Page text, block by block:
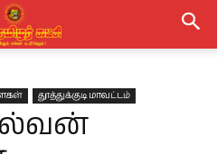
தூத்துக்குடி மாவட்டம்